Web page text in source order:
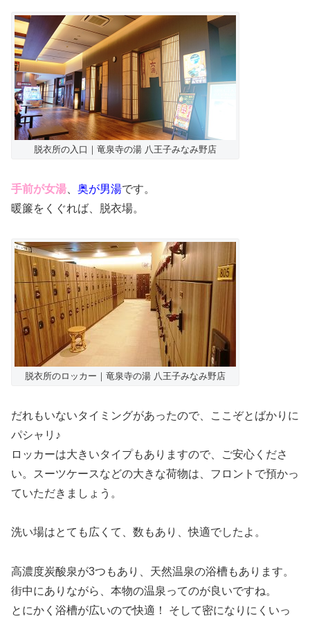
脱衣所の入口｜竜泉寺の湯 八王子みなみ野店
手前が女湯 奥が男湯です。
暖簾をくぐれば、脱衣場。
脱衣所のロッカー｜竜泉寺の湯 八王子みなみ野店
だれもいないタイミングがあったので、ここぞとばかりに
パシャリ♪
ロッカーは大きいタイプもありますので、ご安心くださ
い。スーツケースなどの大きな荷物は、フロントで預かっ
ていただきましょう。
洗い場はとても広くて、数もあり、快適でしたよ。
高濃度炭酸泉が3つもあり、天然温泉の浴槽もあります。
街中にありながら、本物の温泉ってのが良いですね。
とにかく浴槽が広いので快適！ そして密になりにくいっ